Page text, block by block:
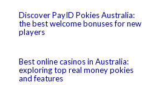
Discover PayID Pokies Australia:
the best welcome bonuses for new
players
Best online casinos in Australia:
exploring top real money pokies
and features